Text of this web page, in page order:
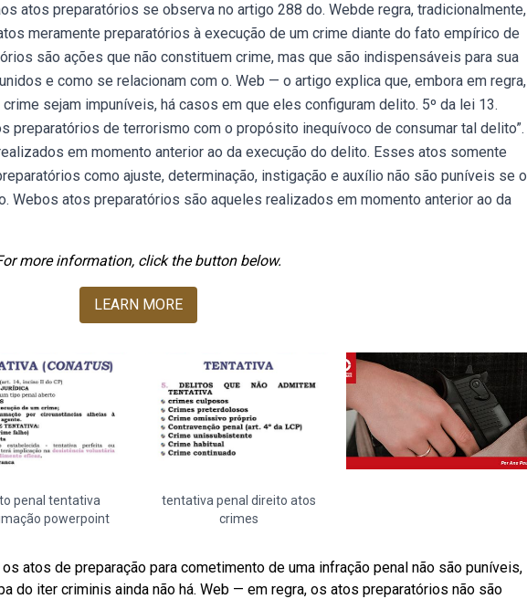
atos preparatórios se observa no artigo 288 do. Webde regra, tradicionalmente,
meramente preparatórios à execução de um crime diante do fato empírico de
são ações que não constituem crime, mas que são indispensáveis para sua
e como se relacionam com o. Web — o artigo explica que, embora em regra,
sejam impuníveis, há casos em que eles configuram delito. 5º da lei 13.
preparatórios de terrorismo com o propósito inequívoco de consumar tal delito”.
em momento anterior ao da execução do delito. Esses atos somente
como ajuste, determinação, instigação e auxílio não são puníveis se o
Webos atos preparatórios são aqueles realizados em momento anterior ao da
more information, click the button below.
LEARN MORE
penal tentativa
powerpoint
tentativa penal direito atos
crimes
atos de preparação para cometimento de uma infração penal não são puníveis,
do iter criminis ainda não há. Web — em regra, os atos preparatórios não são